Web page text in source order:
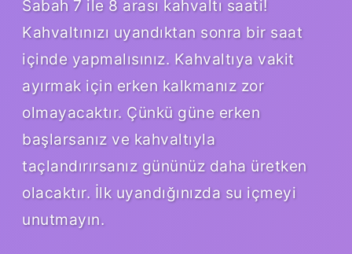
Sabah 7 ile 8 arası kahvaltı saati!
Kahvaltınızı uyandıktan sonra bir saat
içinde yapmalısınız. Kahvaltıya vakit
ayırmak için erken kalkmanız zor
olmayacaktır. Çünkü güne erken
başlarsanız ve kahvaltıyla
taçlandırırsanız gününüz daha üretken
olacaktır. İlk uyandığınızda su içmeyi
unutmayın.